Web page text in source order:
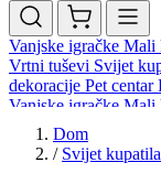
Vanjske igračke Mali
Vrtni tuševi Svijet
dekoracije Pet centar
Vanjske igračke Mali
Vrtni tuševi
dekoracijePet centar
Dom
/ Svijet kupatila